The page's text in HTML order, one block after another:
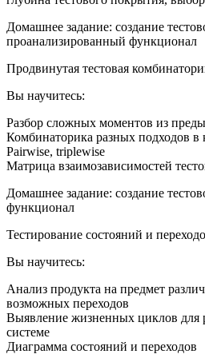
Домашнее задание: создание
проанализированный функционал
Продвинутая тестовая
Вы научитесь:
Разбор сложных моментов из
Комбинаторика разных подходов в
Pairwise, triplewise
Матрица взаимозависимостей
Домашнее задание: создание
функционал
Тестирование состояний и
Вы научитесь:
Анализ продукта на предмет
возможных переходов
Выявление жизненных циклов для
системе
Диаграмма состояний и переходов